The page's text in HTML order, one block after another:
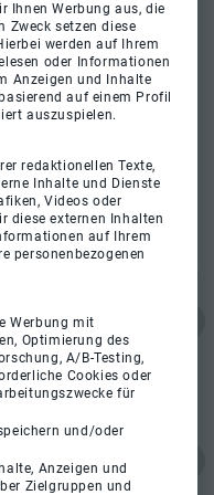
Ihnen Werbung aus, die
Zweck setzen diese
werden auf Ihrem
oder Informationen
Anzeigen und Inhalte
auf einem Profil
auszuspielen.
redaktionellen Texte,
Inhalte und Dienste
Videos oder
diese externen Inhalten
auf Ihrem
personenbezogenen
Werbung mit
Optimierung des
A/B-Testing,
Cookies oder
für
und/oder
Anzeigen und
Zielgruppen und